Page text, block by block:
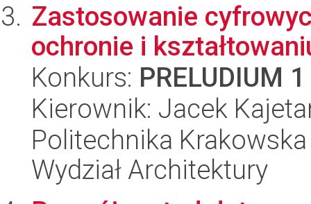
Zastosowanie
ochronie i
Konkurs: PRELUDIUM 1
Kierownik: Jacek
Politechnika
Wydział Architektury